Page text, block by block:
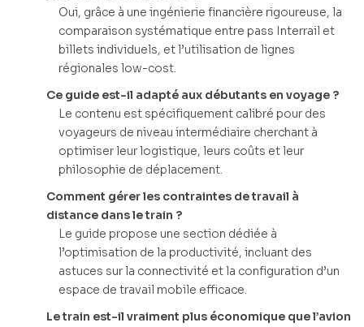
Oui, grâce à une ingénierie financière rigoureuse, la
comparaison systématique entre pass Interrail et
billets individuels, et l’utilisation de lignes
régionales low-cost.
Ce guide est-il adapté aux débutants en voyage ?
Le contenu est spécifiquement calibré pour des
voyageurs de niveau intermédiaire cherchant à
optimiser leur logistique, leurs coûts et leur
philosophie de déplacement.
Comment gérer les contraintes de travail à
distance dans le train ?
Le guide propose une section dédiée à
l’optimisation de la productivité, incluant des
astuces sur la connectivité et la configuration d’un
espace de travail mobile efficace.
Le train est-il vraiment plus économique que l’avion